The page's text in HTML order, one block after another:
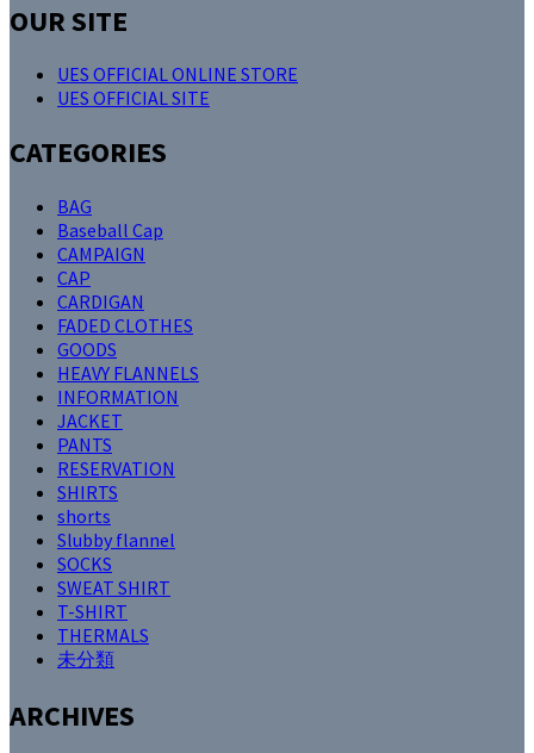
OUR SITE
UES OFFICIAL ONLINE STORE
UES OFFICIAL SITE
CATEGORIES
BAG
Baseball Cap
CAMPAIGN
CAP
CARDIGAN
FADED CLOTHES
GOODS
HEAVY FLANNELS
INFORMATION
JACKET
PANTS
RESERVATION
SHIRTS
shorts
Slubby flannel
SOCKS
SWEAT SHIRT
T-SHIRT
THERMALS
未分類
ARCHIVES